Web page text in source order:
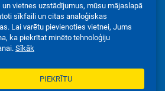
, mob. +371 22304250)
Mēs akceptējam:
un vietnes uzstādījumus, mūsu mājaslapā
sīkfaili un citas analoģiskas
Lai varētu pievienoties vietnei, Jums
ka piekrītat minēto tehnoloģiju
Sīkāk
PIEKRĪTU